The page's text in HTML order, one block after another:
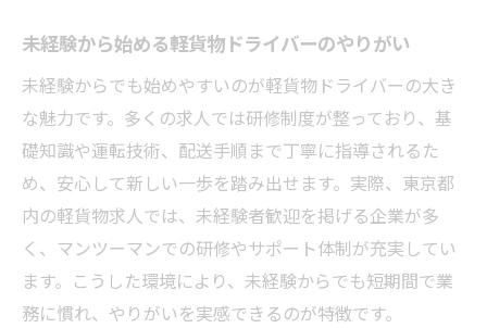
未経験から始める軽貨物ドライバーのやりがい
未経験からでも始めやすいのが軽貨物ドライバーの大き
な魅力です。多くの求人では研修制度が整っており、基
礎知識や運転技術、配送手順まで丁寧に指導されるた
め、安心して新しい一歩を踏み出せます。実際、東京都
内の軽貨物求人では、未経験者歓迎を掲げる企業が多
く、マンツーマンでの研修やサポート体制が充実してい
ます。こうした環境により、未経験からでも短期間で業
務に慣れ、やりがいを実感できるのが特徴です。